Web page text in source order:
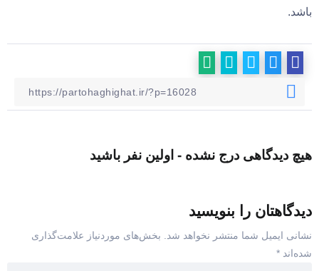
باشد.
هیچ دیدگاهی درج نشده - اولین نفر باشید
دیدگاهتان را بنویسید
نشانی ایمیل شما منتشر نخواهد شد.
بخش‌های موردنیاز علامت‌گذاری
شده‌اند *